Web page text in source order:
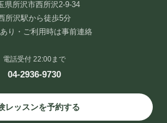
県所沢市西所沢2-9-34
所沢駅から徒歩5分
り・ご利用時は事前連絡
電話受付 22:00まで
04-2936-9730
レッスンを予約する
所沢スタジオ